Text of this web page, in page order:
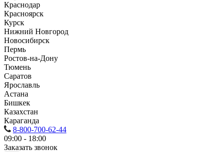
Краснодар
Красноярск
Курск
Нижний Новгород
Новосибирск
Пермь
Ростов-на-Дону
Тюмень
Саратов
Ярославль
Астана
Бишкек
Казахстан
Караганда
8-800-700-62-44
09:00 - 18:00
Заказать звонок